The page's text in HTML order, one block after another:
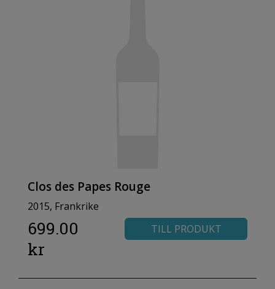
Clos des Papes Rouge
2015, Frankrike
699.00
kr
TILL PRODUKT